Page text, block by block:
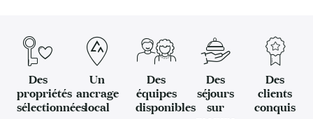
Des
propriétés
sélectionnées
Un
ancrage
local
Des
équipes
disponibles
Des
séjours
sur
Des
clients
conquis